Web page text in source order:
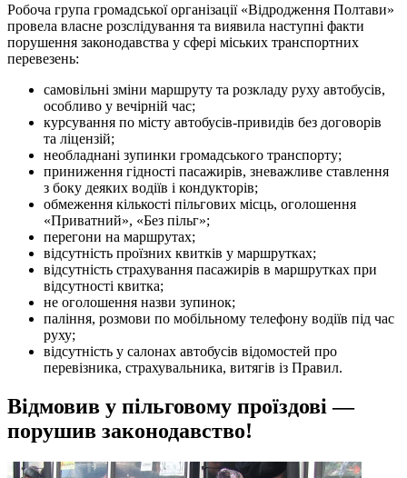
Робоча група громадської організації «Відродження Полтави»
провела власне розслідування та виявила наступні факти
порушення законодавства у сфері міських транспортних
перевезень:
самовільні зміни маршруту та розкладу руху автобусів,
особливо у вечірній час;
курсування по місту автобусів-привидів без договорів
та ліцензій;
необладнані зупинки громадського транспорту;
приниження гідності пасажирів, зневажливе ставлення
з боку деяких водіїв і кондукторів;
обмеження кількості пільгових місць, оголошення
«Приватний», «Без пільг»;
перегони на маршрутах;
відсутність проїзних квитків у маршрутках;
відсутність страхування пасажирів в маршрутках при
відсутності квитка;
не оголошення назви зупинок;
паління, розмови по мобільному телефону водіїв під час
руху;
відсутність у салонах автобусів відомостей про
перевізника, страхувальника, витягів із Правил.
Відмовив у пільговому проїздові —
порушив законодавство!